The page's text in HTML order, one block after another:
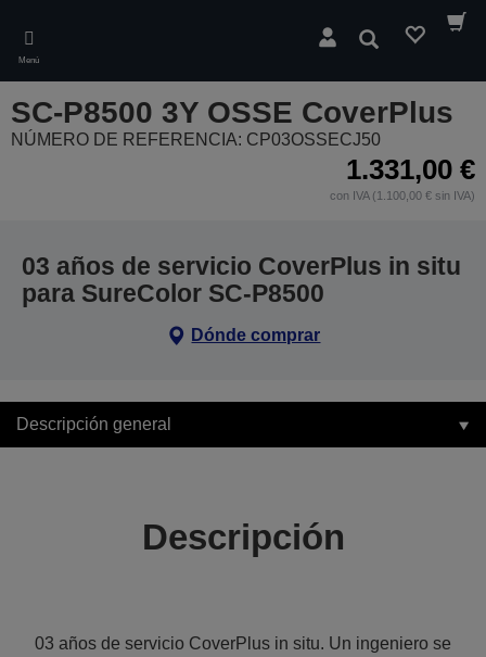
main
content
Menú
Buscar
SC-P8500 3Y OSSE CoverPlus
NÚMERO DE REFERENCIA: CP03OSSECJ50
1.331,00 €
con IVA (1.100,00 € sin IVA)
03 años de servicio CoverPlus in situ
para SureColor SC-P8500
Dónde comprar
Descripción general
Descripción
03 años de servicio CoverPlus in situ. Un ingeniero se